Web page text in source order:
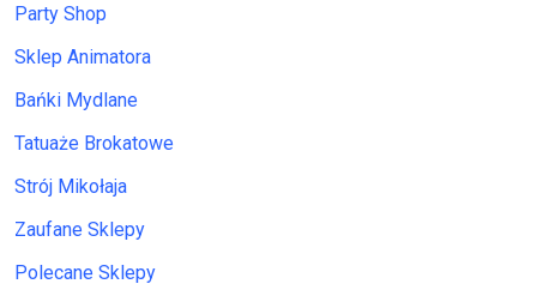
Party Shop
Sklep Animatora
Bańki Mydlane
Tatuaże Brokatowe
Strój Mikołaja
Zaufane Sklepy
Polecane Sklepy